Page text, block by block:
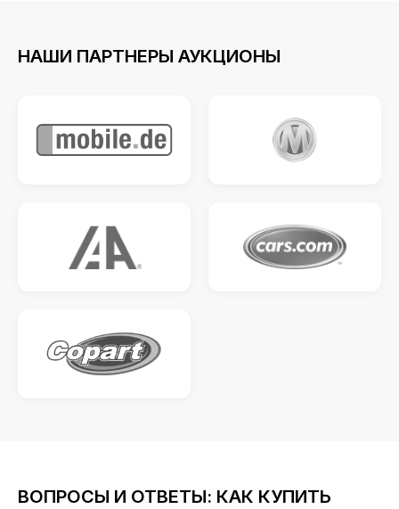
НАШИ ПАРТНЕРЫ АУКЦИОНЫ
ВОПРОСЫ И ОТВЕТЫ: КАК КУПИТЬ